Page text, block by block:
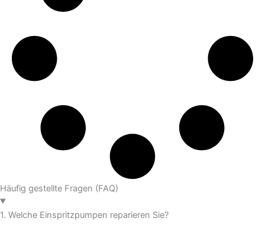
Häufig gestellte Fragen (FAQ)
1. Welche Einspritzpumpen reparieren Sie?